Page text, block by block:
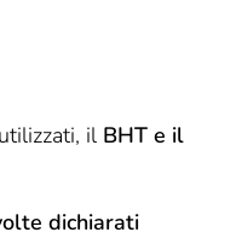
il BHT e il
dichiarati